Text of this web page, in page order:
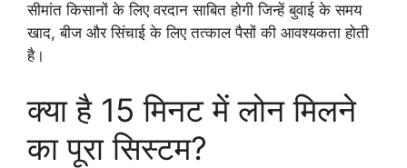
सीमांत किसानों के लिए वरदान साबित होगी जिन्हें बुवाई के समय
खाद, बीज और सिंचाई के लिए तत्काल पैसों की आवश्यकता होती
है।
क्या है 15 मिनट में लोन मिलने
का पूरा सिस्टम?